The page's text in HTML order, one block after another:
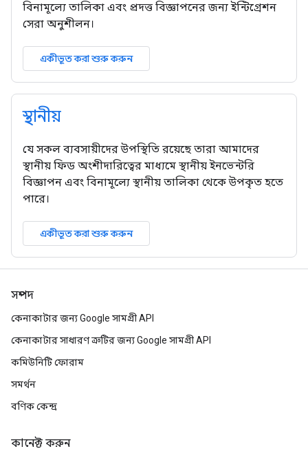
বিনামূল্যে তালিকা এবং প্রদত্ত বিজ্ঞাপনের জন্য ইন্টিগ্রেশন
সেরা অনুশীলন।
একীভূত করা শুরু করুন
স্থানীয়
যে সকল ব্যবসায়ীদের উপস্থিতি রয়েছে তারা আমাদের
স্থানীয় ফিড অংশীদারিত্বের মাধ্যমে স্থানীয় ইনভেন্টরি
বিজ্ঞাপন এবং বিনামূল্যে স্থানীয় তালিকা থেকে উপকৃত হতে
পারে।
একীভূত করা শুরু করুন
সম্পদ
কেনাকাটার জন্য Google সামগ্রী API
কেনাকাটার সাধারণ ত্রুটির জন্য Google সামগ্রী API
কমিউনিটি ফোরাম
সমর্থন
বণিক কেন্দ্র
কানেক্ট করুন